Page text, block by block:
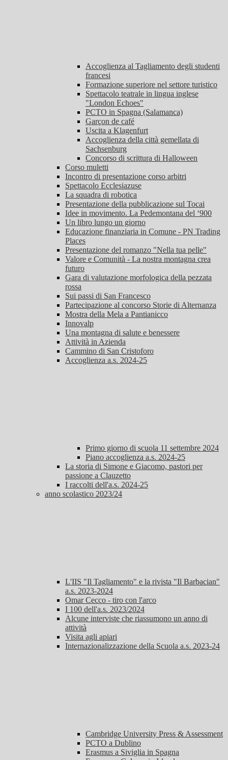
Accoglienza al Tagliamento degli studenti
francesi
Formazione superiore nel settore turistico
Spettacolo teatrale in lingua inglese
"London Echoes"
PCTO in Spagna (Salamanca)
Garçon de café
Uscita a Klagenfurt
Accoglienza della città gemellata di
Sachsenburg
Concorso di scrittura di Halloween
Corso muletti
Incontro di presentazione corso arbitri
Spettacolo Ecclesiazuse
La squadra di robotica
Presentazione della pubblicazione sul Tocai
Idee in movimento. La Pedemontana del ‘900
Un libro lungo un giorno
Educazione finanziaria in Comune - PN Trading
Places
Presentazione del romanzo "Nella tua pelle"
Valore e Comunità - La nostra montagna crea
futuro
Gara di valutazione morfologica della pezzata
rossa
Sui passi di San Francesco
Partecipazione al concorso Storie di Alternanza
Mostra della Mela a Pantianicco
Innovalp
Una montagna di salute e benessere
Attività in Azienda
Cammino di San Cristoforo
Accoglienza a.s. 2024-25
Primo giorno di scuola 11 settembre 2024
Piano accoglienza a.s. 2024-25
La storia di Simone e Giacomo, pastori per
passione a Clauzetto
I raccolti dell'a.s. 2024-25
anno scolastico 2023/24
L'IIS "Il Tagliamento" e la rivista "Il Barbacian"
a.s. 2023-2024
Omar Cecco - tiro con l'arco
I 100 dell'a.s. 2023/2024
Alcune interviste che riassumono un anno di
attività
Visita agli apiari
Internazionalizzazione della Scuola a.s. 2023-24
Cambridge University Press & Assessment
PCTO a Dublino
Erasmus a Siviglia in Spagna